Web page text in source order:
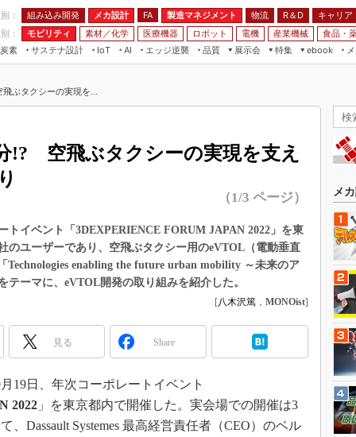
： 組み込み開発 メカ設計 FA 製造マネジメント 物流 R＆D
キャリア
：
モビリティ 素材／化学 医療機器 ロボット 電機 産業機械
食品・
素
サステナ設計 IoT
AI
全
エッジ逆襲 品質
展示会
JIMTOF
IIFES
TECHNO-FRONTIER
人テク展
スマート工場EXPO
日本ものづくりワールド
AUTOMOTIVE WORLD
特集
組み込みモデリング
Windows Embedded
車載ソフト開発
無償設計ツール
3Dプリンタ
デジタルツインとCAE
S＆OP
ebook
ぶタクシーの実現を...
!? 空飛ぶタクシーの実現を支え
（1/3 ページ）
トイベント「3DEXPERIENCE FORUM JAPAN 2022」を東
のユーザーであり、空飛ぶタクシー用のeVTOL（電動垂直
Technologies enabling the future urban mobility ～未来のア
ーマに、eVTOL開発の取り組みを紹介した。
[八木沢篤 ， MONOist]
見る Share
19日、年次コーポレートイベント
2022 」を東京都内で開催した。実会場での開催は3
Dassault Systemes 最高経営責任者（CEO）のベル
メ